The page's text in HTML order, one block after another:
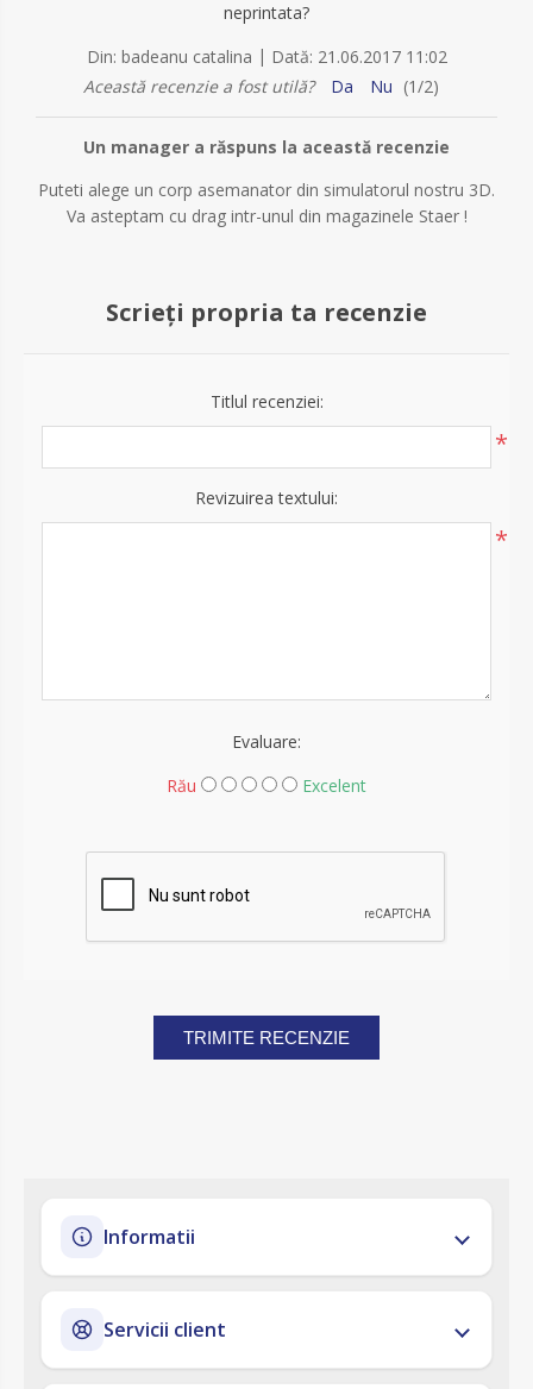
neprintata?
Din: badeanu catalina | Dată: 21.06.2017 11:02
Această recenzie a fost utilă?
Da Nu (1/2)
Un manager a răspuns la această recenzie
Puteti alege un corp asemanator din simulatorul nostru 3D.
Va asteptam cu drag intr-unul din magazinele Staer !
Scrieți propria ta recenzie
Titlul recenziei:
*
Revizuirea textului:
*
Evaluare:
Rău
Excelent
TRIMITE RECENZIE
Informatii
Servicii client